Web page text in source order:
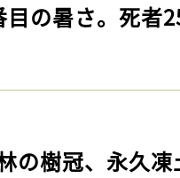
目の暑さ。死者
の樹冠、永久